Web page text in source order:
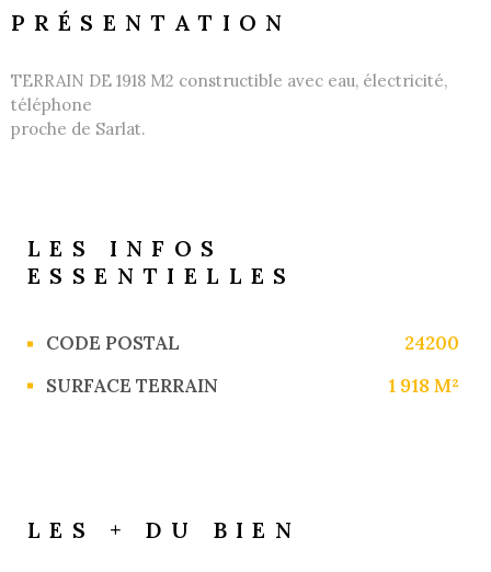
PRÉSENTATION
TERRAIN DE 1918 M2 constructible avec eau, électricité,
téléphone
proche de Sarlat.
LES INFOS
ESSENTIELLES
Caractérisque Valeurs
CODE POSTAL
24200
SURFACE TERRAIN
1 918 M²
LES + DU BIEN